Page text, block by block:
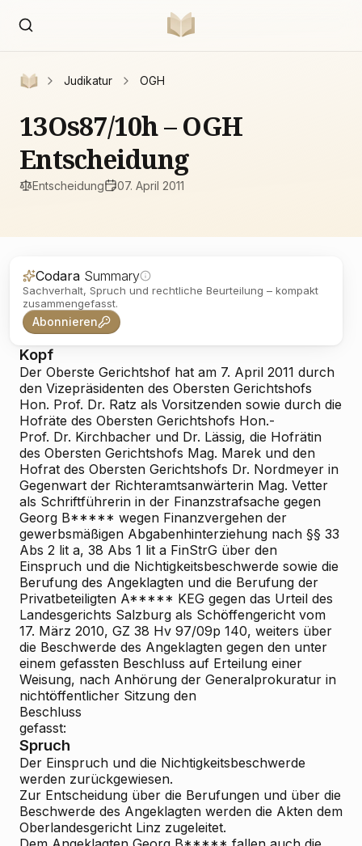
Judikatur OGH
13Os87/10h – OGH
Entscheidung
Entscheidung 07. April 2011
Codara Summary
Sachverhalt, Spruch und rechtliche Beurteilung – kompakt
zusammengefasst.
Abonnieren
Kopf
Der Oberste Gerichtshof hat am 7. April 2011 durch
den Vizepräsidenten des Obersten Gerichtshofs
Hon. Prof. Dr. Ratz als Vorsitzenden sowie durch die
Hofräte des Obersten Gerichtshofs Hon.-
Prof. Dr. Kirchbacher und Dr. Lässig, die Hofrätin
des Obersten Gerichtshofs Mag. Marek und den
Hofrat des Obersten Gerichtshofs Dr. Nordmeyer in
Gegenwart der Richteramtsanwärterin Mag. Vetter
als Schriftführerin in der Finanzstrafsache gegen
Georg B***** wegen Finanzvergehen der
gewerbsmäßigen Abgabenhinterziehung nach §§ 33
Abs 2 lit a, 38 Abs 1 lit a FinStrG über den
Einspruch und die Nichtigkeitsbeschwerde sowie die
Berufung des Angeklagten und die Berufung der
Privatbeteiligten A***** KEG gegen das Urteil des
Landesgerichts Salzburg als Schöffengericht vom
17. März 2010, GZ 38 Hv 97/09p 140, weiters über
die Beschwerde des Angeklagten gegen den unter
einem gefassten Beschluss auf Erteilung einer
Weisung, nach Anhörung der Generalprokuratur in
nichtöffentlicher Sitzung den
Beschluss
gefasst:
Spruch
Der Einspruch und die Nichtigkeitsbeschwerde
werden zurückgewiesen.
Zur Entscheidung über die Berufungen und über die
Beschwerde des Angeklagten werden die Akten dem
Oberlandesgericht Linz zugeleitet.